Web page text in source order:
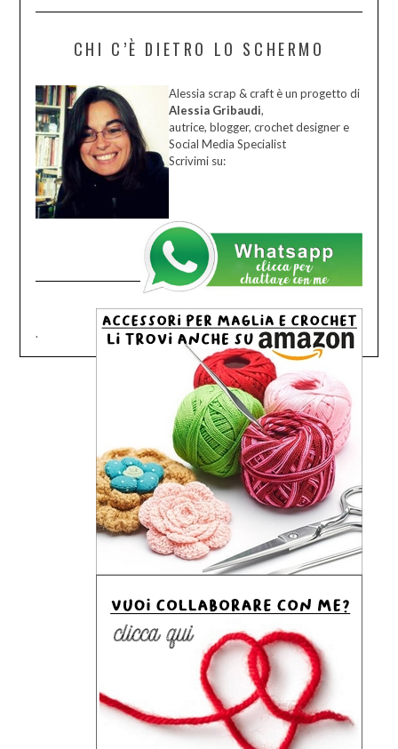
CHI C’È DIETRO LO SCHERMO
Alessia scrap & craft è un progetto di
Alessia Gribaudi,
autrice, blogger, crochet designer e
Social Media Specialist
Scrivimi su:
.